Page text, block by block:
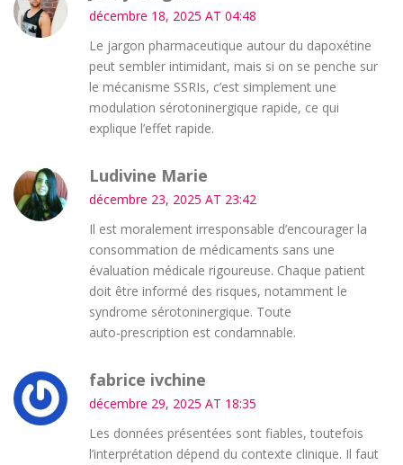
décembre 18, 2025 AT 04:48
Le jargon pharmaceutique autour du dapoxétine
peut sembler intimidant, mais si on se penche sur
le mécanisme SSRIs, c’est simplement une
modulation sérotoninergique rapide, ce qui
explique l’effet rapide.
Ludivine Marie
décembre 23, 2025 AT 23:42
Il est moralement irresponsable d’encourager la
consommation de médicaments sans une
évaluation médicale rigoureuse. Chaque patient
doit être informé des risques, notamment le
syndrome sérotoninergique. Toute
auto‑prescription est condamnable.
fabrice ivchine
décembre 29, 2025 AT 18:35
Les données présentées sont fiables, toutefois
l’interprétation dépend du contexte clinique. Il faut